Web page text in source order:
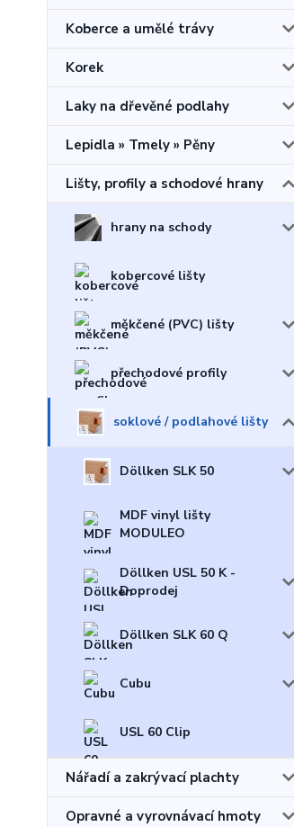
Koberce a umělé trávy
Korek
Laky na dřevěné podlahy
Lepidla » Tmely » Pěny
Lišty, profily a schodové hrany
hrany na schody
kobercové lišty
měkčené (PVC) lišty
přechodové profily
soklové / podlahové lišty
Döllken SLK 50
MDF vinyl lišty
MODULEO
Döllken USL 50 K -
Doprodej
Döllken SLK 60 Q
Cubu
USL 60 Clip
Nářadí a zakrývací plachty
Opravné a vyrovnávací hmoty